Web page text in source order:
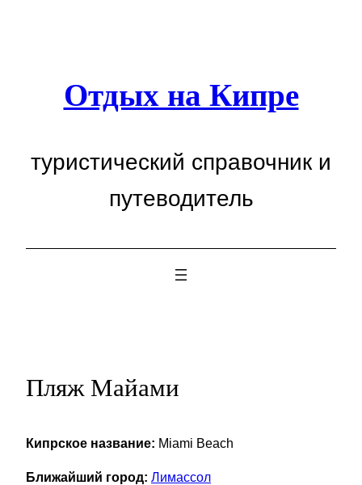
Отдых на Кипре
туристический справочник и
путеводитель
Пляж Майами
Кипрское название: Miami Beach
Ближайший город: Лимассол